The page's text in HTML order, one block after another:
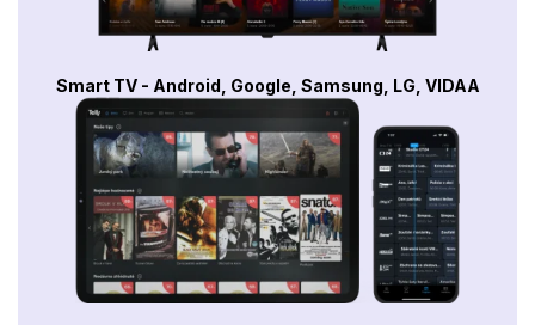
Smart TV - Android, Google, Samsung, LG, VIDAA